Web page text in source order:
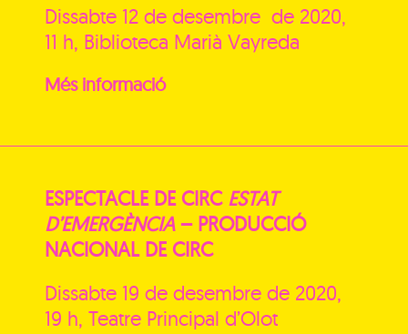
Dissabte 12 de desembre de 2020,
11 h, Biblioteca Marià Vayreda
Més informació
ESPECTACLE DE CIRC ESTAT
D’EMERGÈNCIA– PRODUCCIÓ
NACIONAL DE CIRC
Dissabte 19 de desembre de 2020,
19 h, Teatre Principal d’Olot